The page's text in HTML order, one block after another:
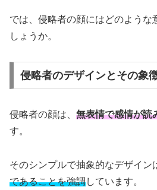
では、侵略者の顔にはどのような
しょうか。
侵略者のデザインとその象
侵略者の顔は、 無表情で感情が読
す。
そのシンプルで抽象的なデザイン
であることを強調しています。